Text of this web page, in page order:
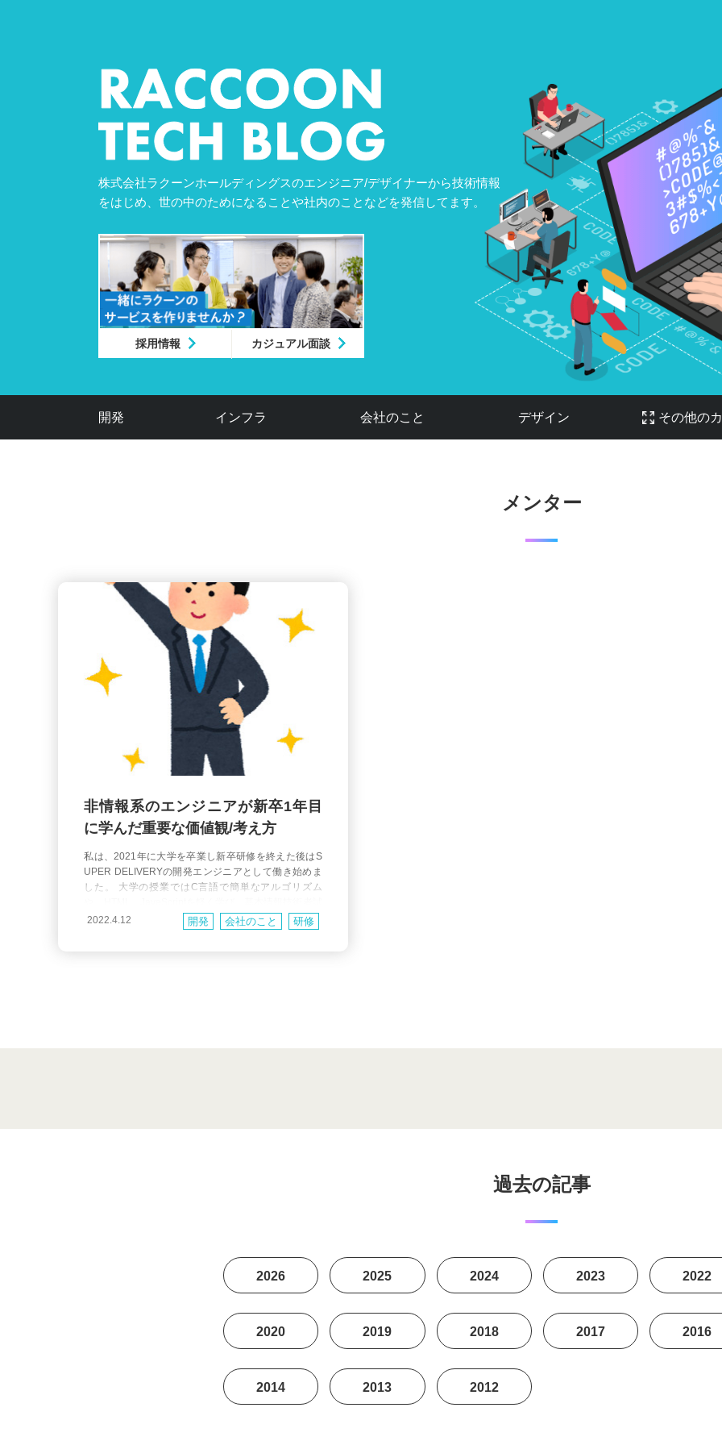
株式会社ラクーンホールディングスのエンジニア/デザイナーから技術情報
をはじめ、世の中のためになることや社内のことなどを発信してます。
採用情報 カジュアル面談
開発 インフラ 会社のこと デザイン その他の
メンター
非情報系のエンジニアが新卒1年目
に学んだ重要な価値観/考え方
私は、2021年に大学を卒業し新卒研修を終えた後はS
UPER DELIVERYの開発エンジニアとして働き始めま
した。 大学の授業ではC言語で簡単なアルゴリズム
験を取った程度でエンジニアとして未経験で入社しま
した。 同期の中では唯一、情報系を専攻していない私
2022.4.12 開発 会社のこと 研修
過去の記事
2026 2025 2024 2023 2022
2020 2019 2018 2017 2016
2014 2013 2012